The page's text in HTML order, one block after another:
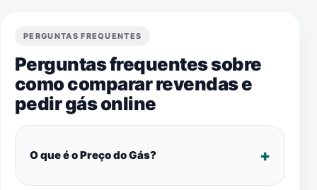
PERGUNTAS FREQUENTES
Perguntas frequentes sobre
como comparar revendas e
pedir gás online
O que é o Preço do Gás?